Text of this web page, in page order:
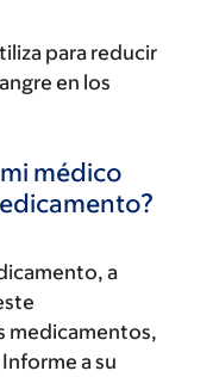
para reducir
en los
médico
a
medicamentos,
a su